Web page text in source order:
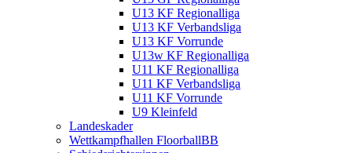
U13 KF Regionalliga
U13 KF Verbandsliga
U13 KF Vorrunde
U13w KF Regionalliga
U11 KF Regionalliga
U11 KF Verbandsliga
U11 KF Vorrunde
U9 Kleinfeld
Landeskader
Wettkampfhallen FloorballBB